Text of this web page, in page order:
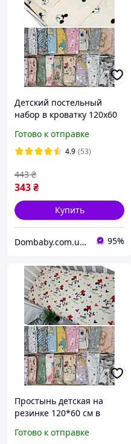
Детский постельный
набор в кроватку 120х60
Готово к отправке
4.9 (53)
343₴
443 ₴
Купить
Dombaby.com.ua - интернет магазин детских товаров 95%
Простынь детская на
резинке 120*60 см в
Готово к отправке